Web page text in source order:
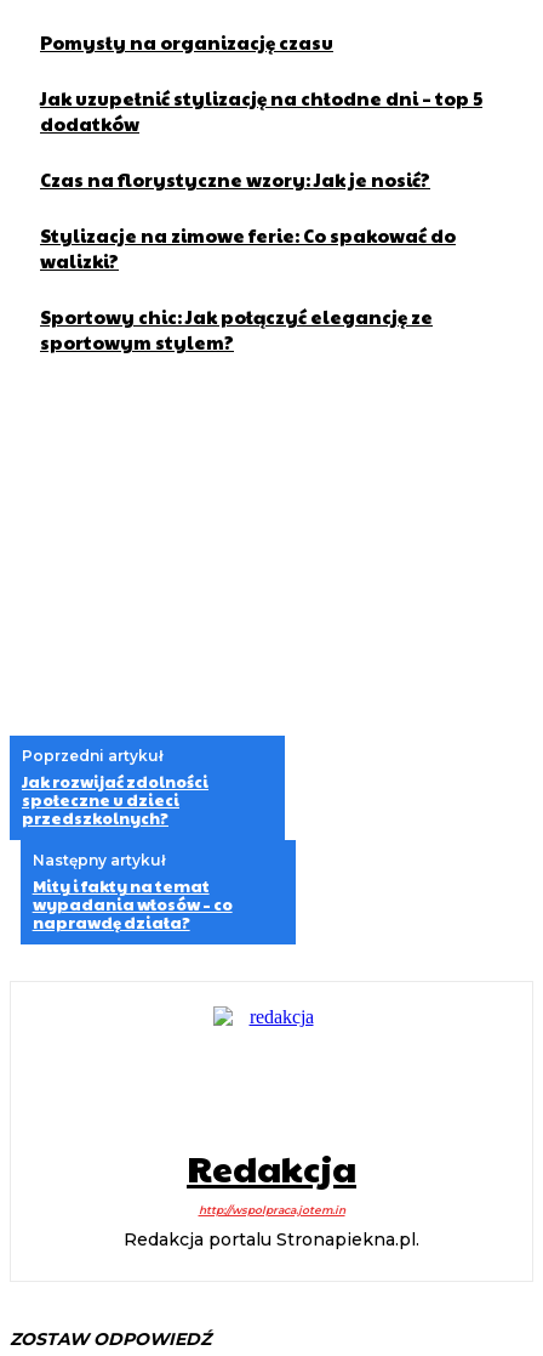
Pomysły na organizację czasu
Jak uzupełnić stylizację na chłodne dni – top 5
dodatków
Czas na florystyczne wzory: Jak je nosić?
Stylizacje na zimowe ferie: Co spakować do
walizki?
Sportowy chic: Jak połączyć elegancję ze
sportowym stylem?
Poprzedni artykuł
Jak rozwijać zdolności
społeczne u dzieci
przedszkolnych?
Następny artykuł
Mity i fakty na temat
wypadania włosów – co
naprawdę działa?
Redakcja
http://wspolpraca.jotem.in
Redakcja portalu Stronapiekna.pl.
ZOSTAW ODPOWIEDŹ